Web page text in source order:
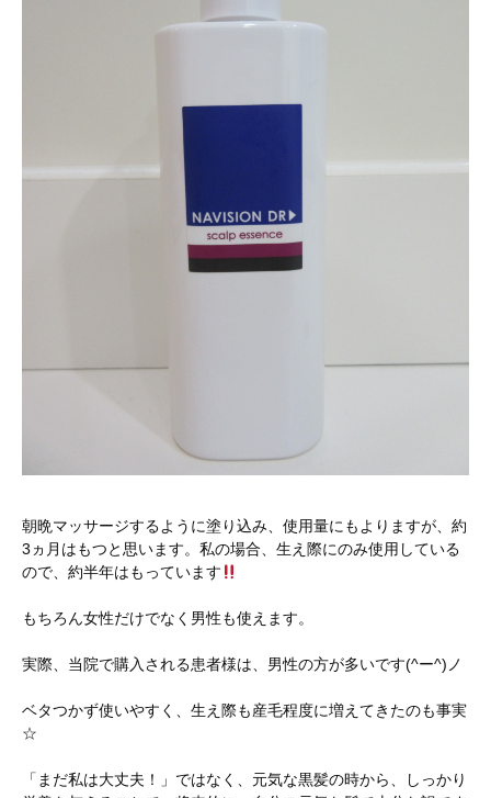
朝晩マッサージするように塗り込み、使用量にもよりますが、約
3ヵ月はもつと思います。私の場合、生え際にのみ使用している
ので、約半年はもっています
もちろん女性だけでなく男性も使えます。
実際、当院で購入される患者様は、男性の方が多いです(^ー^)ノ
ベタつかず使いやすく、生え際も産毛程度に増えてきたのも事実
☆
「まだ私は大丈夫！」ではなく、元気な黒髪の時から、しっかり